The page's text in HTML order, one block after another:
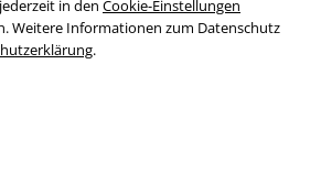
in den Cookie-Einstellungen
Weitere Informationen zum Datenschutz
.